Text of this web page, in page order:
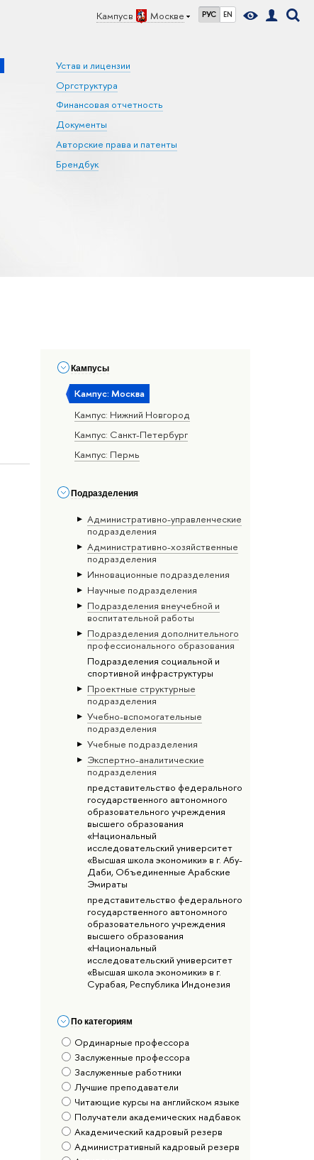
Кампус в Москве РУС EN
Устав и лицензии
Оргструктура
Финансовая отчетность
Документы
Авторские права и патенты
Брендбук
Кампусы
Кампус: Москва
Кампус: Нижний Новгород
Кампус: Санкт-Петербург
Кампус: Пермь
Подразделения
Административно-управленческие
подразделения
Административно-хозяйственные
подразделения
Инновационные подразделения
Научные подразделения
Подразделения внеучебной и
воспитательной работы
Подразделения дополнительного
профессионального образования
Подразделения социальной и
спортивной инфраструктуры
Проектные структурные
подразделения
Учебно-вспомогательные
подразделения
Учебные подразделения
Экспертно-аналитические
подразделения
представительство федерального
государственного автономного
образовательного учреждения
высшего образования
«Национальный
исследовательский университет
«Высшая школа экономики» в г. Абу-
Даби, Объединенные Арабские
Эмираты
представительство федерального
государственного автономного
образовательного учреждения
высшего образования
«Национальный
исследовательский университет
«Высшая школа экономики» в г.
Сурабая, Республика Индонезия
По категориям
Ординарные профессора
Заслуженные профессора
Заслуженные работники
Лучшие преподаватели
Читающие курсы на английском языке
Получатели академических надбавок
Академический кадровый резерв
Административный кадровый резерв